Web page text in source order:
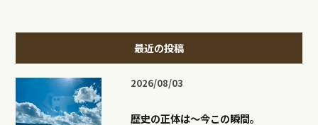
最近の投稿
2026/08/03
歴史の正体は〜今この瞬間。